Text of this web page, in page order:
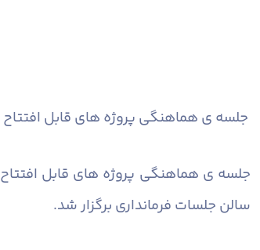
جلسه ی هماهنگی پروژه های قابل
جلسه ی هماهنگی پروژه های قابل
سالن جلسات فرمانداری برگزار شد.